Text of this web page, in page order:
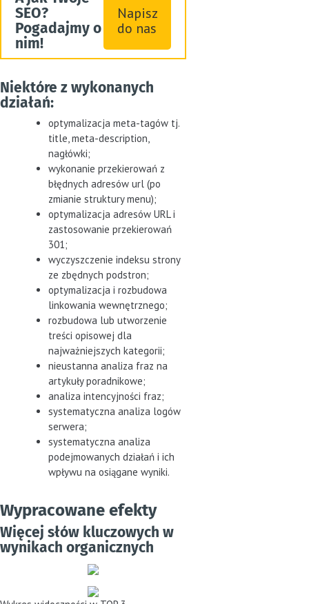
SEO?
Pogadajmy o
nim!
Napisz
do nas
Niektóre z wykonanych
działań:
optymalizacja meta-tagów tj.
title, meta-description,
nagłówki;
wykonanie przekierowań z
błędnych adresów url (po
zmianie struktury menu);
optymalizacja adresów URL i
zastosowanie przekierowań
301;
wyczyszczenie indeksu strony
ze zbędnych podstron;
optymalizacja i rozbudowa
linkowania wewnętrznego;
rozbudowa lub utworzenie
treści opisowej dla
najważniejszych kategorii;
nieustanna analiza fraz na
artykuły poradnikowe;
analiza intencyjności fraz;
systematyczna analiza logów
serwera;
systematyczna analiza
podejmowanych działań i ich
wpływu na osiągane wyniki.
Wypracowane efekty
Więcej słów kluczowych w
wynikach organicznych